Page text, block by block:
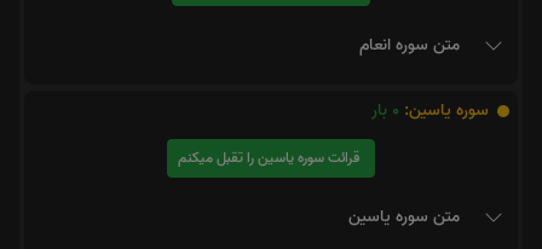
متن سوره انعام
سوره یاسین: 0 بار
قرائت سوره یاسین را تقبل میکنم
متن سوره یاسین